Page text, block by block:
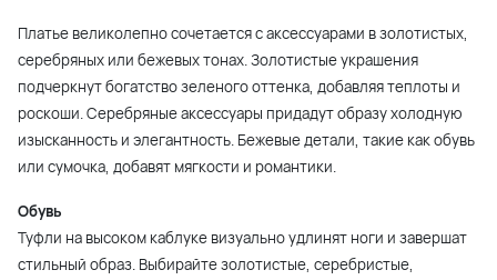
Платье великолепно сочетается с аксессуарами в золотистых,
серебряных или бежевых тонах. Золотистые украшения
подчеркнут богатство зеленого оттенка, добавляя теплоты и
роскоши. Серебряные аксессуары придадут образу холодную
изысканность и элегантность. Бежевые детали, такие как обувь
или сумочка, добавят мягкости и романтики.
Обувь
Туфли на высоком каблуке визуально удлинят ноги и завершат
стильный образ. Выбирайте золотистые, серебристые,